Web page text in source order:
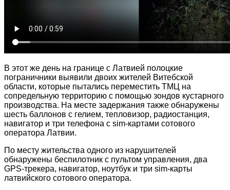
В этот же день на границе с Латвией полоцкие
пограничники выявили двоих жителей Витебской
области, которые пытались переместить ТМЦ на
сопредельную территорию с помощью зондов кустарного
производства. На месте задержания также обнаружены
шесть баллонов с гелием, тепловизор, радиостанция,
навигатор и три телефона с sim-картами сотового
оператора Латвии.
По месту жительства одного из нарушителей
обнаружены беспилотник с пультом управления, два
GPS-трекера, навигатор, ноутбук и три sim-карты
латвийского сотового оператора.